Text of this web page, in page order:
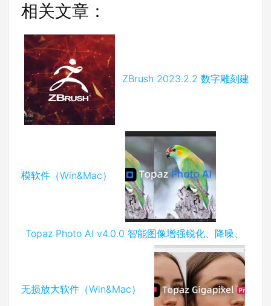
相关文章：
ZBrush 2023.2.2 数字雕刻建
模软件（Win&Mac）
Topaz Photo AI v4.0.0 智能图像增强锐化、降噪、
无损放大软件（Win&Mac）